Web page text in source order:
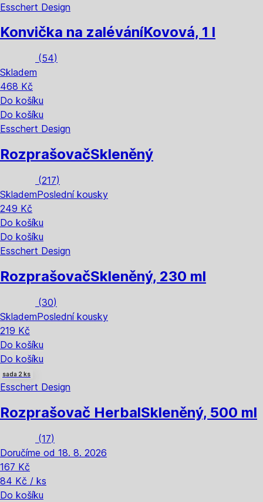
Esschert Design
Konvička na zaléváníKovová, 1 l
(54)
Skladem
468 Kč
Do košíku
Do košíku
Esschert Design
RozprašovačSkleněný
(217)
SklademPoslední kousky
249 Kč
Do košíku
Do košíku
Esschert Design
RozprašovačSkleněný, 230 ml
(30)
SklademPoslední kousky
219 Kč
Do košíku
Do košíku
sada 2 ks
Esschert Design
Rozprašovač HerbalSkleněný, 500 ml
(17)
Doručíme od 18. 8. 2026
167 Kč
84 Kč / ks
Do košíku